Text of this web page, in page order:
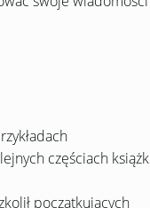
częściach
początkujących